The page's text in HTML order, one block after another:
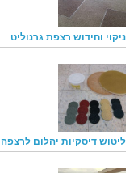
ניקוי וחידוש רצפת גרנוליט
ליטוש דיסקיות יהלום לרצפה